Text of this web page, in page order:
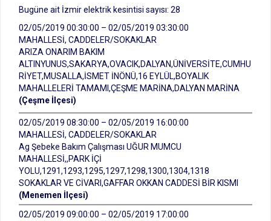
Bugüne ait İzmir elektrik kesintisi sayısı: 28
02/05/2019 00:30:00 – 02/05/2019 03:30:00
MAHALLESİ, CADDELER/SOKAKLAR
ARIZA ONARIM BAKIM
ALTINYUNUS,SAKARYA,OVACIK,DALYAN,ÜNİVERSİTE,CUMHU
RİYET,MUSALLA,İSMET İNÖNÜ,16 EYLÜL,BOYALIK
MAHALLELERİ TAMAMI,ÇEŞME MARİNA,DALYAN MARİNA
(Çeşme İlçesi)
02/05/2019 08:30:00 – 02/05/2019 16:00:00
MAHALLESİ, CADDELER/SOKAKLAR
Ag Şebeke Bakım Çalışması UĞUR MUMCU
MAHALLESİ,,PARK İÇİ
YOLU,1291,1293,1295,1297,1298,1300,1304,1318
SOKAKLAR VE CİVARI,GAFFAR OKKAN CADDESİ BİR KISMI
(Menemen İlçesi)
02/05/2019 09:00:00 – 02/05/2019 17:00:00